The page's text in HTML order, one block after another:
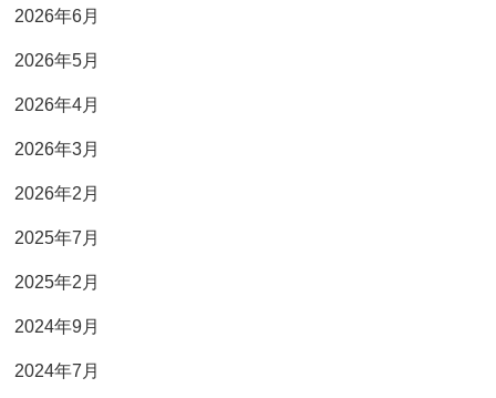
2026年6月
2026年5月
2026年4月
2026年3月
2026年2月
2025年7月
2025年2月
2024年9月
2024年7月